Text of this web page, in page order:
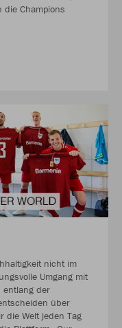
Champions
nicht im
Umgang mit
entlang der
über
die Welt jeden Tag